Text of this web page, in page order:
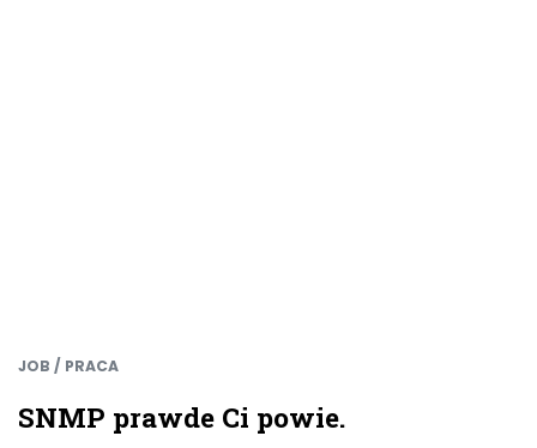
JOB / PRACA
SNMP prawde Ci powie.